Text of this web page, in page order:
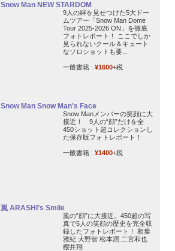
Snow Man NEW STARDOM
9人の絆を見せつけた5大ドー
ムツアー「Snow Man Dome
Tour 2025-2026 ON」を徹底
フォトレポート！ ここでしか
見られないクール＆キュート
なソロショットも要...
一般書籍 : ¥1600+税
Snow Man Snow Man's Face
Snow Manメンバーの笑顔に大
接近！ 9人の“顔”だけを全
450ショット超コレクションし
た保存版フォトレポート！
一般書籍 : ¥1400+税
嵐 ARASHI’s Smile
嵐の“顔”に大接近。450超の写
真で5人の笑顔の歴史を完全収
録したフォトレポート！ 相葉
雅紀 大野智 松本潤 二宮和也
櫻井翔